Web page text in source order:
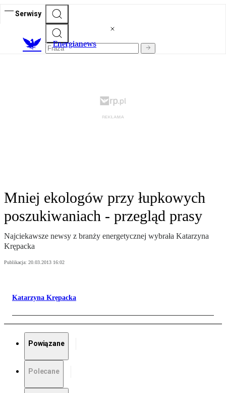
Serwisy
Energianews
Mniej ekologów przy łupkowych
poszukiwaniach - przegląd prasy
Najciekawsze newsy z branży energetycznej wybrała Katarzyna
Krępacka
Publikacja: 20.03.2013 16:02
Katarzyna Krępacka
Powiązane
Polecane